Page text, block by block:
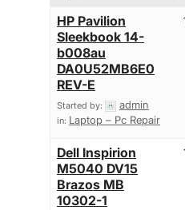
HP Pavilion
Sleekbook 14-
b008au
DA0U52MB6E0
REV-E
Started by: admin
in: Laptop – Pc Repair
Dell Inspirion
M5040 DV15
Brazos MB
10302-1